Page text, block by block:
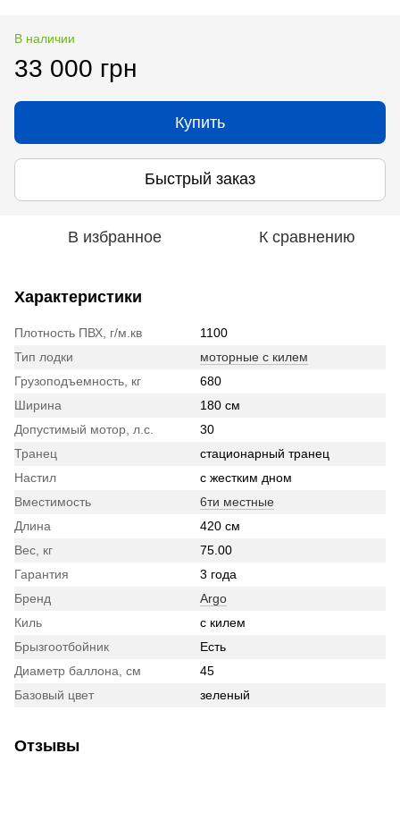
В наличии
33 000 грн
Купить
Быстрый заказ
В избранное К сравнению
Характеристики
Плотность ПВХ, г/м.кв
1100
Тип лодки
моторные с килем
Грузоподъемность, кг
680
Ширина
180 см
Допустимый мотор, л.с.
30
Транец
стационарный транец
Настил
с жестким дном
Вместимость
6ти местные
Длина
420 см
Вес, кг
75.00
Гарантия
3 года
Бренд
Argo
Киль
с килем
Брызгоотбойник
Есть
Диаметр баллона, см
45
Базовый цвет
зеленый
Отзывы